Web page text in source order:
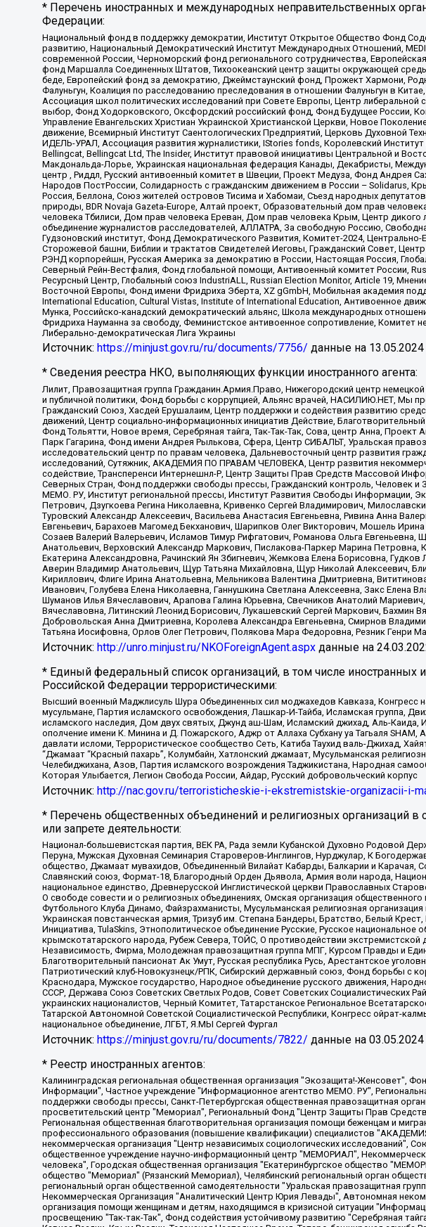
* Перечень иностранных и международных неправительственных
Федерации:
Национальный фонд в поддержку демократии, Институт Открытое Общество Фонд
развитию, Национальный Демократический Институт Международных Отношений,
современной России, Черноморский фонд регионального сотрудничества,
фонд Маршалла Соединенных Штатов, Тихоокеанский центр защиты окружающей
беде, Европейский фонд за демократию, Джеймстаунский фонд, Прожект Хармони,
Фалуньгун, Коалиция по расследованию преследования в отношении Фалуньгун в
Ассоциация школ политических исследований при Совете Европы, Центр
выбор, Фонд Ходорковского, Оксфордский российский фонд, Фонд Будущее России,
Управление Евангельских Христиан Украинской Христианской Церкви, Новое
движение, Всемирный Институт Саентологических Предприятий, Церковь Духовной
ИДЕЛЬ-УРАЛ, Ассоциация развития журналистики, IStories fonds, Королевский
Bellingcat, Bellingcat Ltd, The Insider, Институт правовой инициативы Центральной и
Макдональда-Лорье, Украинская национальная федерация Канады, Декабристы,
центр , Риддл, Русский антивоенный комитет в Швеции, Проект Медуза, Фонд Андрея
Народов ПостРоссии, Солидарность с гражданским движением в России – Solidarus,
Россия, Беллона, Союз жителей островов Тисима и Хабомаи, Съезд народных
природы, BDR Novaja Gazeta-Europe, Алтай проект, Образовательный дом прав
человека Тбилиси, Дом прав человека Ереван, Дом прав человека Крым, Центр
объединение журналистов расследователей, АЛЛАТРА, За свободную Россию,
Гудзоновский институт, Фонд Демократического Развития, Комитет-2024,
Сторожевой башни, Библии и трактатов Свидетелей Иеговы, Гражданский Совет,
РЭНД корпорейшн, Русская Америка за демократию в России, Настоящая Россия,
Северный Рейн-Вестфалия, Фонд глобальной помощи, Антивоенный комитет России,
Ресурсный Центр, Глобальный союз IndustriALL, Russian Election Monitor, Article 19,
Восточной Европы, Фонд имени Фридриха Эберта, XZ gGmbH, Мобильная академия
International Education, Cultural Vistas, Institute of International Education, Антивоенное
Мунка, Российско-канадский демократический альянс, Школа международных
Фридриха Науманна за свободу, Феминистское антивоенное сопротивление,
Либерально-демократическая Лига Украины
Источник: https://minjust.gov.ru/ru/documents/7756/ данные на 13.05.2024
* Сведения реестра НКО, выполняющих функции иностранного агента:
Лилит, Правозащитная группа Гражданин.Армия.Право, Нижегородский центр
и публичной политики, Фонд борьбы с коррупцией, Альянс врачей, НАСИЛИЮ.НЕТ, Мы
Гражданский Союз, Хасдей Ерушалаим, Центр поддержки и содействия развитию
движений, Центр социально-информационных инициатив Действие,
Фонд Тольятти, Новое время, Серебряная тайга, Так-Так-Так, Сова, центр Анна,
Парк Гагарина, Фонд имени Андрея Рылькова, Сфера, Центр СИБАЛЬТ, Уральская
исследовательский центр по правам человека, Дальневосточный центр развития
исследований, Сутяжник, АКАДЕМИЯ ПО ПРАВАМ ЧЕЛОВЕКА, Центр развития
содействие, Трансперенси Интернешнл-Р, Центр Защиты Прав Средств Массовой
Северных Стран, Фонд поддержки свободы прессы, Гражданский контроль, Человек
МЕМО. РУ, Институт региональной прессы, Институт Развития Свободы Информации,
Петрович, Дзугкоева Регина Николаевна, Кривенко Сергей Владимирович,
Туровский Александр Алексеевич, Васильева Анастасия Евгеньевна, Ривина Анна
Евгеньевич, Барахоев Магомед Бекханович, Шарипков Олег Викторович, Мошель
Созаев Валерий Валерьевич, Исламов Тимур Рифгатович, Романова Ольга
Анатольевич, Верховский Александр Маркович, Пислакова-Паркер Марина Петровна,
Екатерина Александровна, Рачинский Ян Збигневич, Жемкова Елена Борисовна,
Аверин Владимир Анатольевич, Щур Татьяна Михайловна, Щур Николай Алексеевич,
Кириллович, Флиге Ирина Анатольевна, Мельникова Валентина Дмитриевна,
Иванович, Голубева Елена Николаевна, Ганнушкина Светлана Алексеевна, Закс Елена
Шуманов Илья Вячеславович, Арапова Галина Юрьевна, Свечников Анатолий
Вячеславовна, Литинский Леонид Борисович, Лукашевский Сергей Маркович, Бахмин
Добровольская Анна Дмитриевна, Королева Александра Евгеньевна, Смирнов
Татьяна Иосифовна, Орлов Олег Петрович, Полякова Мара Федоровна, Резник Генри
Источник: http://unro.minjust.ru/NKOForeignAgent.aspx данные на
* Единый федеральный список организаций, в том числе иностранных
Российской Федерации террористическими:
Высший военный Маджлисуль Шура Объединенных сил моджахедов Кавказа, Конгресс
мусульмане, Партия исламского освобождения, Лашкар-И-Тайба, Исламская группа,
исламского наследия, Дом двух святых, Джунд аш-Шам, Исламский джихад, Аль-
ополчение имени К. Минина и Д. Пожарского, Аджр от Аллаха Субхану уа Тагьаля
давлати исломи, Террористическое сообщество Сеть, Катиба Таухид валь-Джихад,
“Джамаат “Красный пахарь”, Колумбайн, Хатлонский джамаат, Мусульманская
Челебиджихана, Азов, Партия исламского возрождения Таджикистана, Народная
Которая Улыбается, Легион Свобода России, Айдар, Русский добровольческий корпус
Источник: http://nac.gov.ru/terroristicheskie-i-ekstremistskie-organizacii-i-
* Перечень общественных объединений и религиозных организаций
или запрете деятельности:
Национал-большевистская партия, ВЕК РА, Рада земли Кубанской Духовно Родовой
Перуна, Мужская Духовная Семинария Староверов-Инглингов, Нурджулар, К
общество, Джамаат мувахидов, Объединенный Вилайат Кабарды, Балкарии и Карачая,
Славянский союз, Формат-18, Благородный Орден Дьявола, Армия воли народа,
национальное единство, Древнерусской Инглистической церкви Православных
О свободе совести и о религиозных объединениях, Омская организация
Футбольного Клуба Динамо, Файзрахманисты, Мусульманская религиозная
Украинская повстанческая армия, Тризуб им. Степана Бандеры, Братство, Белый
Инициатива, TulaSkins, Этнополитическое объединение Русские, Русское
крымскотатарского народа, Рубеж Севера, ТОЙС, О противодействии
Независимость, Фирма, Молодежная правозащитная группа МПГ, Курсом Правды и
Благотворительный пансионат Ак Умут, Русская республика Русь, Арестантское
Патриотический клуб-Новокузнецк/РПК, Сибирский державный союз, Фонд борьбы с
Краснодара, Мужское государство, Народное объединение русского движения,
СССР, Держава Союз Советских Светлых Родов, Совет Советских Социалистических
украинских националистов, Черный Комитет, Татарстанское Региональное
Татарской Автономной Советской Социалистической Республики, Конгресс ойрат-
национальное объединение, ЛГБТ, Я.МЫ Сергей Фургал
Источник: https://minjust.gov.ru/ru/documents/7822/ данные на 03.05.2024
* Реестр иностранных агентов:
Калининградская региональная общественная организация "Экозащита!-Женсовет", Фонд содействия защите прав и свобод граждан "Общественный вердикт", Фонд "Институт Развития Свободы Информации", Частное учреждение "Информационное агентство МЕМО. РУ", Региональная общественная организация "Общественная комиссия по сохранению наследия академика Сахарова", Фонд поддержки свободы прессы, Санкт-Петербургская общественная правозащитная организация "Гражданский контроль", Межрегиональная общественная организация "Информационно-просветительский центр "Мемориал", Региональный Фонд "Центр Защиты Прав Средств Массовой Информации", с 05.12.2023 Фонд "Центр Защиты Прав Средств массовой информации", Региональная общественная благотворительная организация помощи беженцам и мигрантам "Гражданское содействие", Негосударственное образовательное учреждение дополнительного профессионального образования (повышение квалификации) специалистов "АКАДЕМИЯ ПО ПРАВАМ ЧЕЛОВЕКА", Свердловская региональная общественная организация "Сутяжник", Автономная некоммерческая организация "Центр независимых социологических исследований", Союз общественных объединений "Российский исследовательский центр по правам человека", Региональное общественное учреждение научно-информационный центр "МЕМОРИАЛ", Некоммерческая организация "Фонд защиты гласности", Автономная некоммерческая организация "Институт прав человека", Городская общественная организация "Екатеринбургское общество "МЕМОРИАЛ", Городская общественная организация "Рязанское историко-просветительское и правозащитное общество "Мемориал" (Рязанский Мемориал), Челябинский региональный орган общественной самодеятельности – женское общественное объединение "Женщины Евразии", Челябинский региональный орган общественной самодеятельности "Уральская правозащитная группа", Фонд содействия защите здоровья и социальной справедливости имени Андрея Рылькова, Автономная Некоммерческая Организация "Аналитический Центр Юрия Левады", Автономная некоммерческая организация социальной поддержки населения "Проект Апрель", Региональная общественная организация помощи женщинам и детям, находящимся в кризисной ситуации "Информационно-методический центр "Анна", Фонд содействия развитию массовых коммуникаций и правовому просвещению "Так-так-Так", Фонд содействия устойчивому развитию "Серебряная тайга", Свердловский региональный общественный фонд социальных проектов "Новое время", "Idel.Реалии", Кавказ.Реалии, Крым.Реалии, Телеканал Настоящее Время, Татаро-башкирская служба Радио Свобода (Azatliq Radiosi), Радио Свободная Европа/Радио Свобода (PCE/PC), "Сибирь.Реалии", "Фактограф", Благотворительный фонд помощи осужденным и их семьям, Автономная некоммерческая организация "Институт глобализации и социальных движений", Фонд "В защиту прав заключенных", Частное учреждение "Центр поддержки и содействия развитию средств массовой информации", Пензенский региональный общественный благотворительный фонд "Гражданский союз", "Север.Реалии", Некоммерческая организация Фонд "Правовая инициатива", Общество с ограниченной ответственностью "Радио Свободная Европа/Радио Свобода", Чешское информационное агентство "MEDIUM-ORIENT", Красноярская региональная общественная организация "Мы против СПИДа", Камалягин Денис Николаевич, Маркелов Сергей Евгеньевич, Пономарев Лев Александрович, Савицкая Людмила Алексеевна, Автономная некоммерческая организация "Центр по работе с проблемой насилия "НАСИЛИЮ.НЕТ", Межрегиональный профессиональный союз работников здравоохранения "Альянс врачей", Юридическое лицо, зарегистрированное в Латвийской Республике, SIA "Medusa Project" (регистрационный номер 40103797863, дата регистрации 10.06.2014), Некоммерческая организация "Фонд по борьбе с коррупцией", Автономная некоммерческая организация "Институт права и публичной политики", Баданин Роман Сергеевич, Гликин Максим Александрович, Железнова Мария Михайловна, Лукьянова Юлия Сергеевна, Маетная Елизавета Витальевна, Маняхин Петр Борисович, Чуракова Ольга Владимировна, Ярош Юлия Петровна, Юридическое лицо "The Insider SIA", зарегистрированное в Риге, Латвийская Республика (дата регистрации 26.06.2015), являющееся администратором доменного имени интернет-издания "The Insider SIA", https://theins.ru, Постернак Алексей Евгеньевич, Рубин Михаил Аркадьевич, Анин Роман Александрович, Юридическое лицо Istories fonds, зарегистрированное в Латвийской Республике